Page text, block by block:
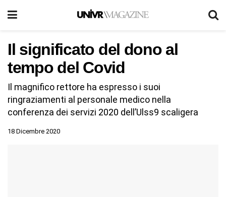
Il significato del dono al
tempo del Covid
Il magnifico rettore ha espresso i suoi
ringraziamenti al personale medico nella
conferenza dei servizi 2020 dell’Ulss9 scaligera
18 Dicembre 2020